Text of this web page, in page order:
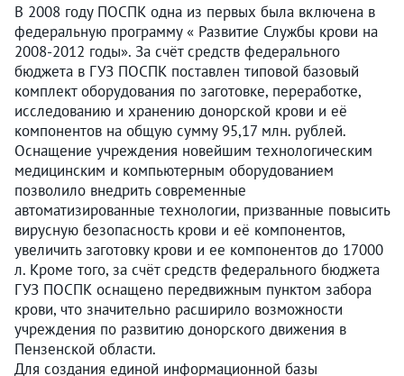
В 2008 году ПОСПК одна из первых была включена в
федеральную программу « Развитие Службы крови на
2008-2012 годы». За счёт средств федерального
бюджета в ГУЗ ПОСПК поставлен типовой базовый
комплект оборудования по заготовке, переработке,
исследованию и хранению донорской крови и её
компонентов на общую сумму 95,17 млн. рублей.
Оснащение учреждения новейшим технологическим
медицинским и компьютерным оборудованием
позволило внедрить современные
автоматизированные технологии, призванные повысить
вирусную безопасность крови и её компонентов,
увеличить заготовку крови и ее компонентов до 17000
л. Кроме того, за счёт средств федерального бюджета
ГУЗ ПОСПК оснащено передвижным пунктом забора
крови, что значительно расширило возможности
учреждения по развитию донорского движения в
Пензенской области.
Для создания единой информационной базы